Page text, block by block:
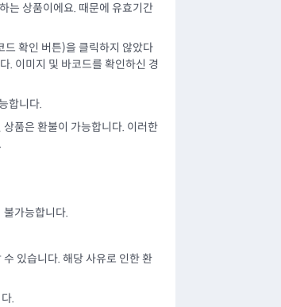
는 상품이에요. 때문에 유효기간
확인 버튼)을 클릭하지 않았다
. 이미지 및 바코드를 확인하신 경
합니다.
품은 환불이 가능합니다. 이러한
불가능합니다.
있습니다. 해당 사유로 인한 환
.